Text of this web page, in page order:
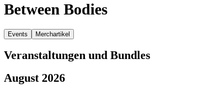
Between Bodies
Events Merchartikel
Veranstaltungen und Bundles
August 2026